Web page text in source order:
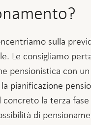
sulla
Le consigliamo
pensionistica con
pianificazione
concreto la terza
di